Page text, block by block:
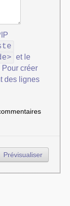
et le
Pour créer
des lignes